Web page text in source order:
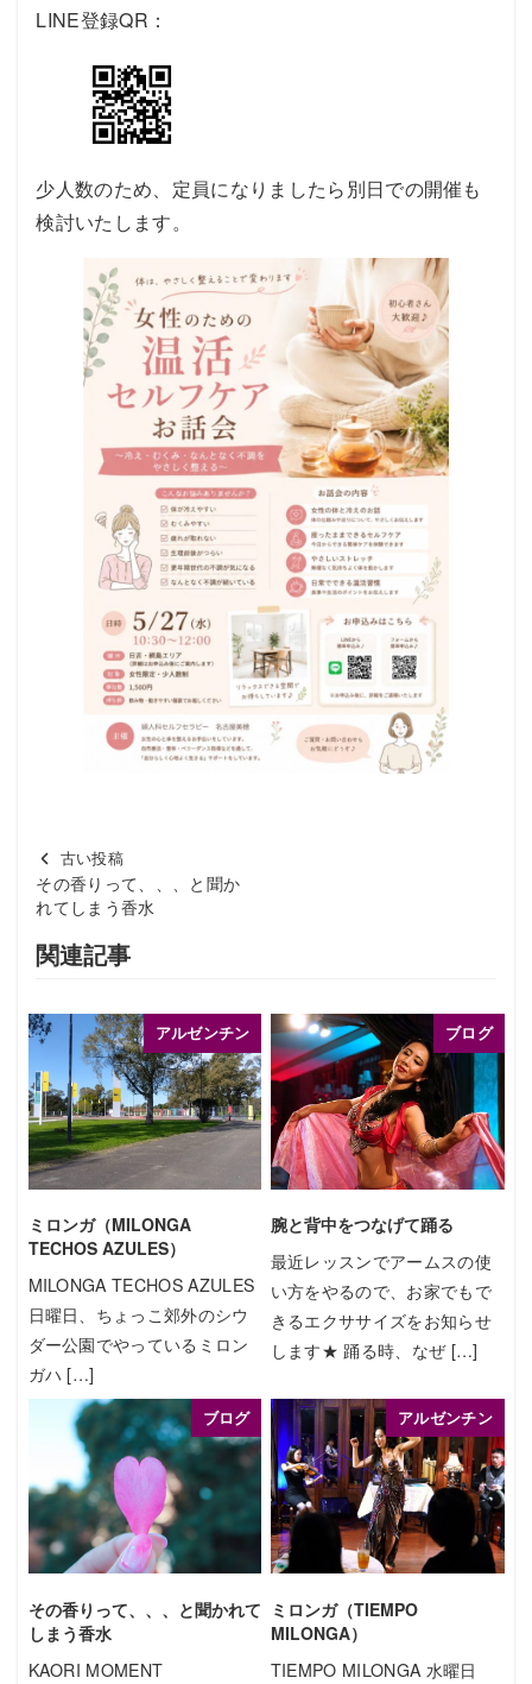
LINE登録QR：
少人数のため、定員になりましたら別日での開催も
検討いたします。
古い投稿
その香りって、、、と聞か
れてしまう香水
関連記事
アルゼンチン
ミロンガ（MILONGA
TECHOS AZULES）
MILONGA TECHOS AZULES
日曜日、ちょっこ郊外のシウ
ダー公園でやっているミロン
ガハ […]
ブログ
腕と背中をつなげて踊る
最近レッスンでアームスの使
い方をやるので、お家でもで
きるエクササイズをお知らせ
します★ 踊る時、なぜ […]
ブログ
その香りって、、、と聞かれて
しまう香水
KAORI MOMENT
アルゼンチン
ミロンガ（TIEMPO
MILONGA）
TIEMPO MILONGA 水曜日